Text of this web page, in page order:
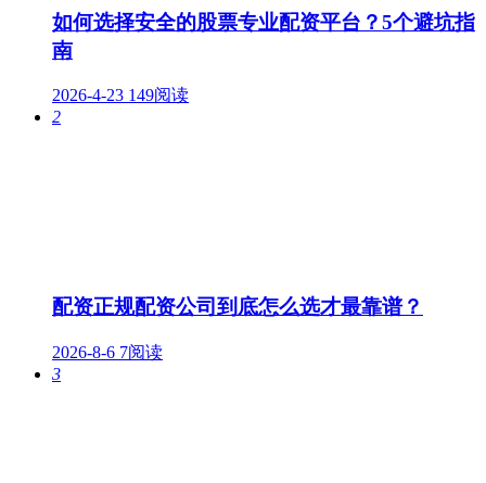
如何选择安全的股票专业配资平台？5个避坑指
南
2026-4-23 149阅读
2
配资正规配资公司到底怎么选才最靠谱？
2026-8-6 7阅读
3